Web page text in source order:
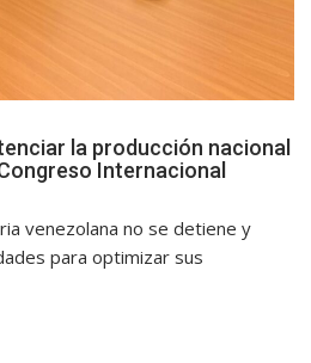
la producción nacional
Internacional
venezolana no se detiene y
para optimizar sus